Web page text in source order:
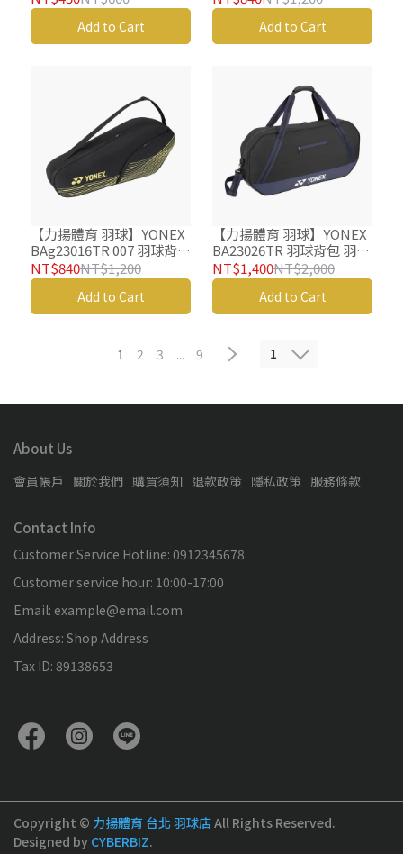
鞋袋
Add to Cart
球袋 羽球包 矩形袋
Add to Cart
【力揚體育 羽球】YONEX
BAg23016TR 007 羽球背包
羽球後背包 羽球拍拍袋 羽
球袋 羽球包 矩形袋
NT$840NT$1,200
Add to Cart
【力揚體育 羽球】YONEX
BA23026TR 羽球背包 羽球
後背包 羽球拍拍袋 羽球袋
羽球包 矩形袋
NT$1,400NT$2,000
Add to Cart
1 2 3 ... 9 1
About Us
會員帳戶 關於我們 購買須知 退款政策 隱私政策 服務條款
Contact Info
Customer Service Hotline: 0912345678
Customer service hour: 10:00-17:00
Email: example@email.com
Address: Shop Address
Tax ID: 89138653
Copyright © 力揚體育 台北 羽球店All Rights Reserved.
Designed by CYBERBIZ.